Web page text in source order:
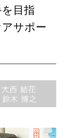
目指
サポー